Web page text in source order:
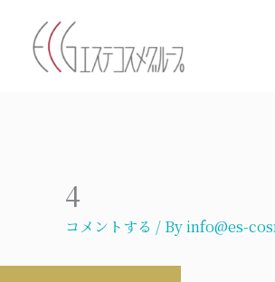
4
コメントする / Byinfo@es-